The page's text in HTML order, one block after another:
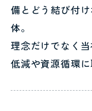
備とどう結び付
体。
理念だけでなく
低減や資源循環